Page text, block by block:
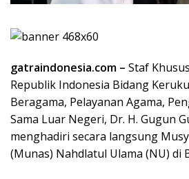
gatraindonesia.com – Staf
Republik Indonesia Bidang
Beragama, Pelayanan Agama,
Sama Luar Negeri, Dr. H. Gugun
menghadiri secara langsung
(Munas) Nahdlatul Ulama (NU) di